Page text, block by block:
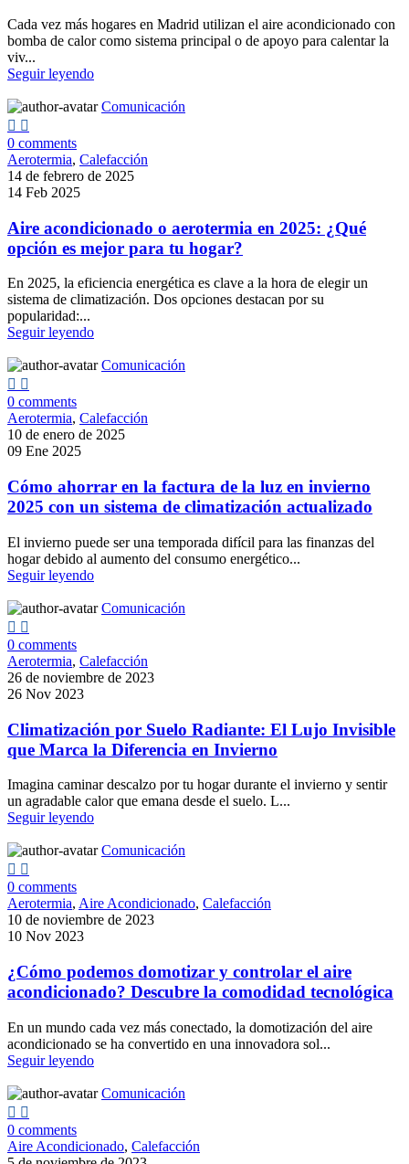
Cada vez más hogares en Madrid utilizan el aire acondicionado con
bomba de calor como sistema principal o de apoyo para calentar la
viv...
Seguir leyendo
Comunicación
0 comments
Aerotermia, Calefacción
14 de febrero de 2025
14 Feb 2025
Aire acondicionado o aerotermia en 2025: ¿Qué
opción es mejor para tu hogar?
En 2025, la eficiencia energética es clave a la hora de elegir un
sistema de climatización. Dos opciones destacan por su
popularidad:...
Seguir leyendo
Comunicación
0 comments
Aerotermia, Calefacción
10 de enero de 2025
09 Ene 2025
Cómo ahorrar en la factura de la luz en invierno
2025 con un sistema de climatización actualizado
El invierno puede ser una temporada difícil para las finanzas del
hogar debido al aumento del consumo energético...
Seguir leyendo
Comunicación
0 comments
Aerotermia, Calefacción
26 de noviembre de 2023
26 Nov 2023
Climatización por Suelo Radiante: El Lujo Invisible
que Marca la Diferencia en Invierno
Imagina caminar descalzo por tu hogar durante el invierno y sentir
un agradable calor que emana desde el suelo. L...
Seguir leyendo
Comunicación
0 comments
Aerotermia, Aire Acondicionado, Calefacción
10 de noviembre de 2023
10 Nov 2023
¿Cómo podemos domotizar y controlar el aire
acondicionado? Descubre la comodidad tecnológica
En un mundo cada vez más conectado, la domotización del aire
acondicionado se ha convertido en una innovadora sol...
Seguir leyendo
Comunicación
0 comments
Aire Acondicionado, Calefacción